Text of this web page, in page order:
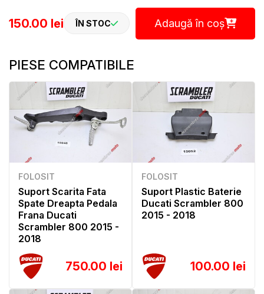
150.00 lei ÎN STOC Adaugă în coș
PIESE COMPATIBILE
FOLOSIT
Suport Scarita Fata
Spate Dreapta Pedala
Frana Ducati
Scrambler 800 2015 -
2018
750.00 lei
FOLOSIT
Suport Plastic Baterie
Ducati Scrambler 800
2015 - 2018
100.00 lei